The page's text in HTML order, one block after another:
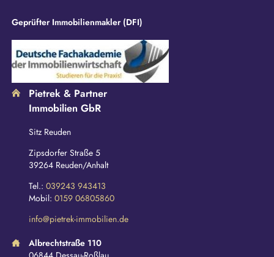
Geprüfter Immobilienmakler (DFI)
Pietrek & Partner
Immobilien GbR
Sitz Reuden
Zipsdorfer Straße 5
39264 Reuden/Anhalt
Tel.: 039243 943413
Mobil: 0159 06805860
info@pietrek-immobilien.de
Albrechtstraße 110